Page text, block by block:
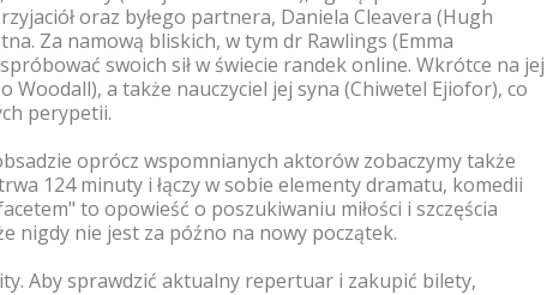
oraz byłego partnera, Daniela Cleavera (Hugh
Za namową bliskich, w tym dr Rawlings (Emma
swoich sił w świecie randek online. Wkrótce na jej
Woodall), a także nauczyciel jej syna (Chiwetel Ejiofor), co
perypetii.
oprócz wspomnianych aktorów zobaczymy także
124 minuty i łączy w sobie elementy dramatu, komedii
to opowieść o poszukiwaniu miłości i szczęścia
nigdy nie jest za późno na nowy początek.
Aby sprawdzić aktualny repertuar i zakupić bilety,